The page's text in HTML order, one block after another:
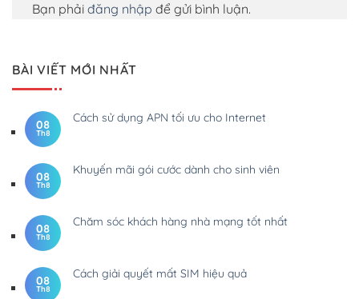
Bạn phải đăng nhập để gửi bình luận.
BÀI VIẾT MỚI NHẤT
08
Th8
Cách sử dụng APN tối ưu cho Internet
08
Th8
Khuyến mãi gói cước dành cho sinh viên
08
Th8
Chăm sóc khách hàng nhà mạng tốt nhất
08
Th8
Cách giải quyết mất SIM hiệu quả